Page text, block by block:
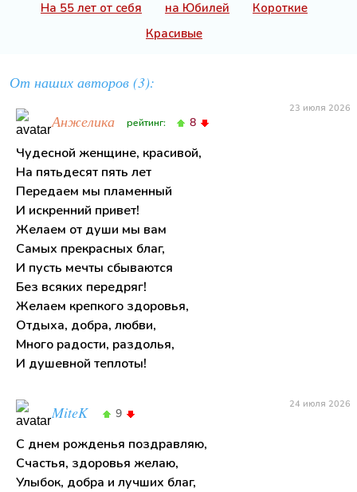
На 55 лет от себя на Юбилей
Короткие
Красивые
От наших авторов (3):
Анжелика рейтинг: 8
23 июля 2026
Чудесной женщине, красивой,
На пятьдесят пять лет
Передаем мы пламенный
И искренний привет!
Желаем от души мы вам
Самых прекрасных благ,
И пусть мечты сбываются
Без всяких передряг!
Желаем крепкого здоровья,
Отдыха, добра, любви,
Много радости, раздолья,
И душевной теплоты!
MiteK 9
24 июля 2026
С днем рожденья поздравляю,
Счастья, здоровья желаю,
Улыбок, добра и лучших благ,